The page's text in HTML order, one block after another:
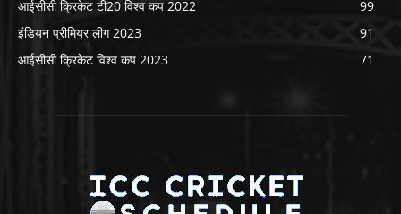
आईसीसी क्रिकेट टी20 विश्व कप 2022
99
इंडियन प्रीमियर लीग 2023
91
आईसीसी क्रिकेट विश्व कप 2023
71